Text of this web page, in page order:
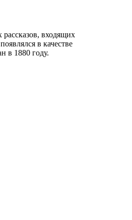
входящих
в качестве
в 1880 году.